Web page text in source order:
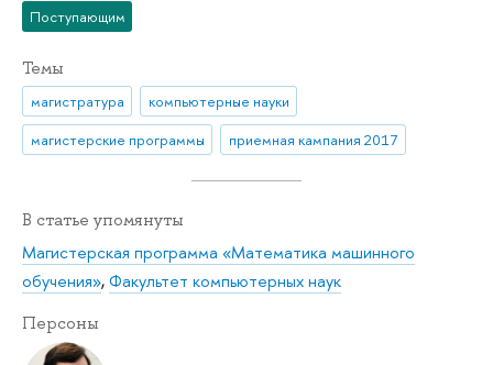
Поступающим
Темы
магистратура
компьютерные науки
магистерские программы
приемная кампания 2017
В статье упомянуты
Магистерская программа «Математика машинного
обучения»,Факультет компьютерных наук
Персоны